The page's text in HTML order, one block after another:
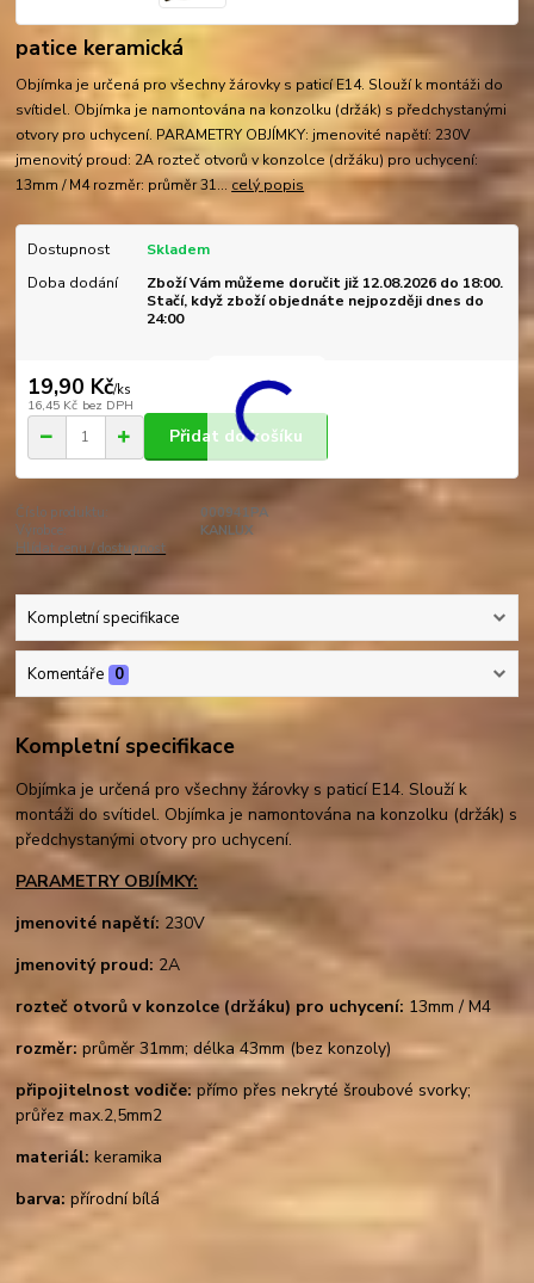
patice keramická
Objímka je určená pro všechny žárovky s paticí E14. Slouží k montáži do
svítidel. Objímka je namontována na konzolku (držák) s předchystanými
otvory pro uchycení. PARAMETRY OBJÍMKY: jmenovité napětí: 230V
jmenovitý proud: 2A rozteč otvorů v konzolce (držáku) pro uchycení:
13mm / M4 rozměr: průměr 31... celý popis
Dostupnost
Skladem
Doba dodání
Zboží Vám můžeme doručit již 12.08.2026 do 18:00.
Stačí, když zboží objednáte nejpozději dnes do
24:00
19,90 Kč/ks
16,45 Kč bez DPH
Přidat do košíku
Číslo produktu:
000941PA
Výrobce:
KANLUX
Hlídat cenu / dostupnost
Kompletní specifikace
Komentáře 0
Kompletní specifikace
Objímka je určená pro všechny žárovky s paticí E14. Slouží k
montáži do svítidel. Objímka je namontována na konzolku (držák) s
předchystanými otvory pro uchycení.
PARAMETRY OBJÍMKY:
jmenovité napětí: 230V
jmenovitý proud: 2A
rozteč otvorů v konzolce (držáku) pro uchycení: 13mm / M4
rozměr: průměr 31mm; délka 43mm (bez konzoly)
připojitelnost vodiče:přímo přes nekryté šroubové svorky;
průřez max.2,5mm2
materiál: keramika
barva:přírodní bílá